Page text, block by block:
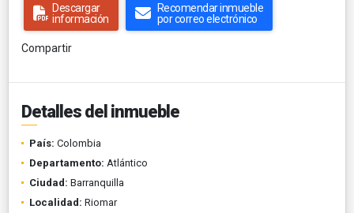
Descargar
información
Recomendar inmueble
por correo electrónico
Compartir
Detalles del inmueble
País: Colombia
Departamento: Atlántico
Ciudad: Barranquilla
Localidad: Riomar